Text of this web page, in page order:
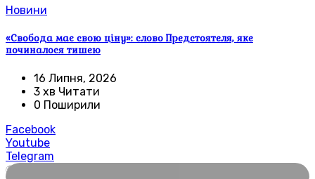
Новини
«Свобода має свою ціну»: слово Предстоятеля, яке
починалося тишею
16 Липня, 2026
3 хв Читати
0 Поширили
Facebook
Youtube
Telegram
🌍